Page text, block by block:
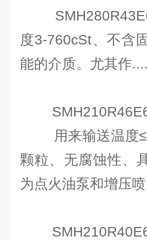
度3-760cSt、不含
能的介质。尤其作....
用来输送温度
颗粒、无腐蚀性、
为点火油泵和增压